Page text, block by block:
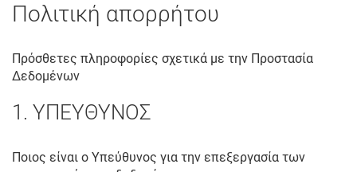
Πολιτική απορρήτου
Πρόσθετες πληροφορίες σχετικά με την Προστασία
Δεδομένων
1. ΥΠΕΥΘΥΝΟΣ
Ποιος είναι o Yπεύθυνος για την επεξεργασία των